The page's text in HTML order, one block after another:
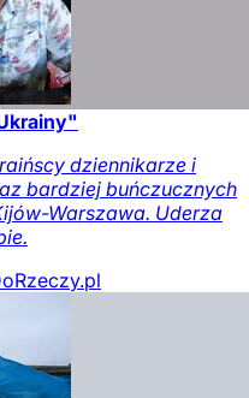
dziennikarze i
bardziej buńczucznych
Warszawa. Uderza